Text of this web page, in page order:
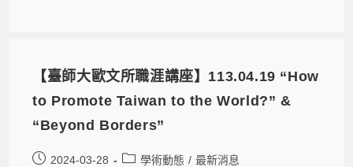
【臺師大歐文所職涯講座】113.04.19 “How
to Promote Taiwan to the World?” &
“Beyond Borders”
2024-03-28 學術動態 / 最新消息